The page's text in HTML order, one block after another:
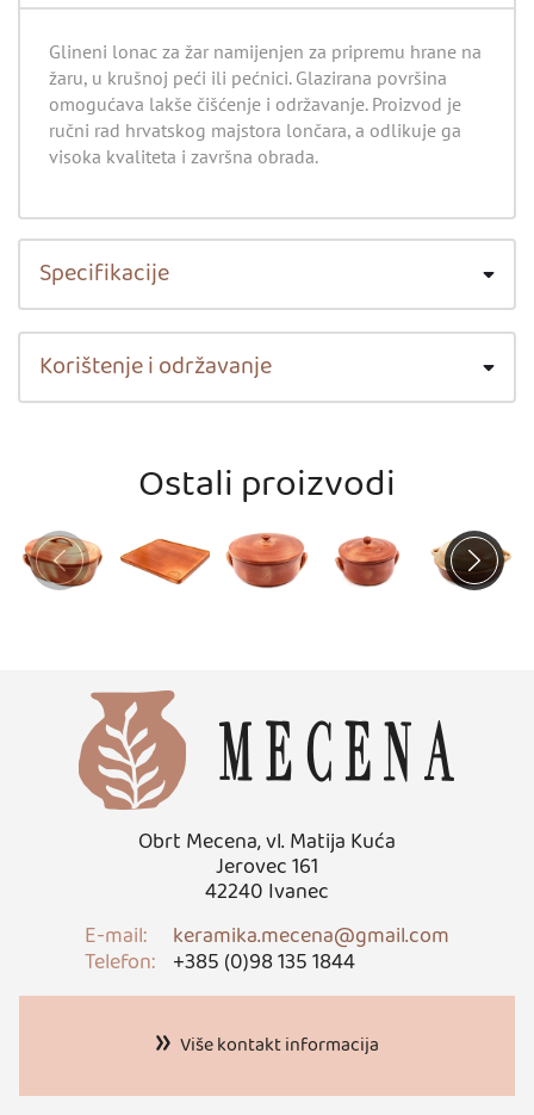
Glineni lonac za žar namijenjen za pripremu hrane na
žaru, u krušnoj peći ili pećnici. Glazirana površina
omogućava lakše čišćenje i održavanje. Proizvod je
ručni rad hrvatskog majstora lončara, a odlikuje ga
visoka kvaliteta i završna obrada.
Specifikacije
Korištenje i održavanje
Ostali proizvodi
Obrt Mecena, vl. Matija Kuća
Jerovec 161
42240 Ivanec
E-mail:
keramika.mecena@gmail.com
Telefon: +385 (0)98 135 1844
Više kontakt informacija